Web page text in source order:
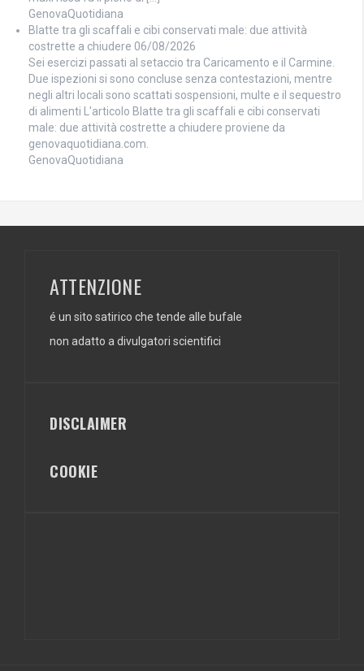
GenovaQuotidiana
Blatte tra gli scaffali e cibi conservati male: due attività
costrette a chiudere 06/08/2026
Sei esercizi passati al setaccio tra Caricamento e il Carmine.
Due ispezioni si sono concluse senza contestazioni, mentre
negli altri locali sono scattati sospensioni, multe e il sequestro
di alimenti L'articolo Blatte tra gli scaffali e cibi conservati
male: due attività costrette a chiudere proviene da
genovaquotidiana.com.
GenovaQuotidiana
ATTENZIONE
é un sito satirico che tende alle bufale
non adatto a divulgatori scientifici
DISCLAIMER
COOKIE